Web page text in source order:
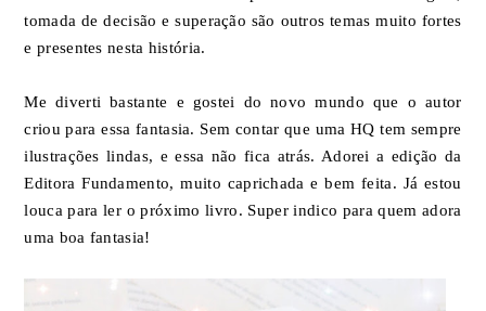
tomada de decisão e superação são outros temas muito fortes
e presentes nesta história.
Me diverti bastante e gostei do novo mundo que o autor
criou para essa fantasia. Sem contar que uma HQ tem sempre
ilustrações lindas, e essa não fica atrás. Adorei a edição da
Editora Fundamento, muito caprichada e bem feita. Já estou
louca para ler o próximo livro. Super indico para quem adora
uma boa fantasia!